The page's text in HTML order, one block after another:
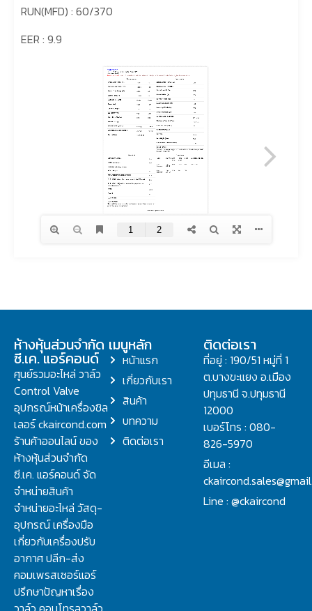
RUN(MFD) : 60/370
EER : 9.9
ห้างหุ้นส่วนจำกัด
ซี.เค. แอร์คอนด์
ศูนย์รวมอะไหล่ วาล์ว
Control Valve
อุปกรณ์หน้าเครื่องชิล
เลอร์ ckaircond.com
ร้านค้าออนไลน์ ของ
ห้างหุ้นส่วนจำกัด
ซี.เค. แอร์คอนด์ จัด
จำหน่ายสินค้า
จำหน่ายอะไหล่ วัสดุ-
อุปกรณ์ เครื่องมือ
เกี่ยวกับเครื่องปรับ
อากาศ ปลีก-ส่ง
คอมเพรสเซอร์แอร์
ปรึกษาปัญหาเรื่อง
เมนูหลัก
หน้าแรก
เกี่ยวกับเรา
สินค้า
บทความ
ติดต่อเรา
ติดต่อเรา
ที่อยู่ : 190/51 หมู่ที่ 1
ต.บางขะแยง อ.เมือง
ปทุมธานี จ.ปทุมธานี
12000
เบอร์โทร : 080-
826-5970
อีเมล :
Line : @ckaircond